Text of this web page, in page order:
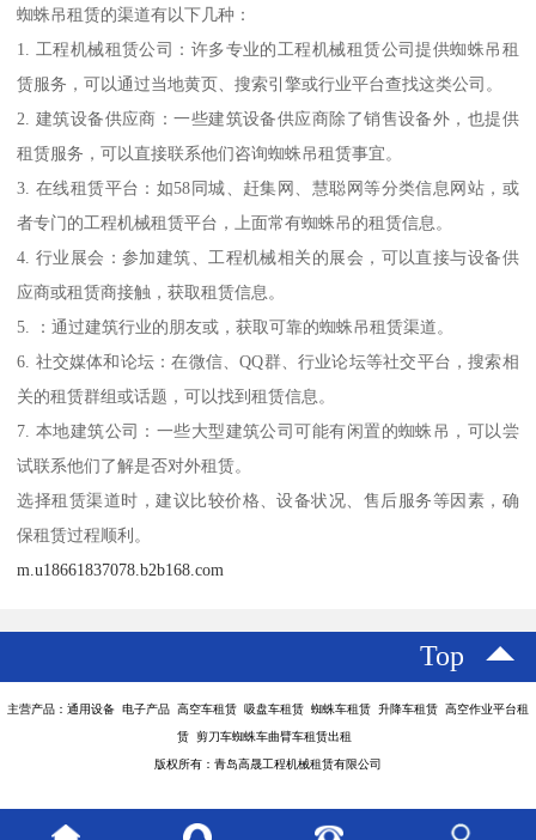
蜘蛛吊租赁的渠道有以下几种：
1. 工程机械租赁公司：许多专业的工程机械租赁公司提供蜘蛛吊租
赁服务，可以通过当地黄页、搜索引擎或行业平台查找这类公司。
2. 建筑设备供应商：一些建筑设备供应商除了销售设备外，也提供
租赁服务，可以直接联系他们咨询蜘蛛吊租赁事宜。
3. 在线租赁平台：如58同城、赶集网、慧聪网等分类信息网站，或
者专门的工程机械租赁平台，上面常有蜘蛛吊的租赁信息。
4. 行业展会：参加建筑、工程机械相关的展会，可以直接与设备供
应商或租赁商接触，获取租赁信息。
5. ：通过建筑行业的朋友或，获取可靠的蜘蛛吊租赁渠道。
6. 社交媒体和论坛：在微信、QQ群、行业论坛等社交平台，搜索相
关的租赁群组或话题，可以找到租赁信息。
7. 本地建筑公司：一些大型建筑公司可能有闲置的蜘蛛吊，可以尝
试联系他们了解是否对外租赁。
选择租赁渠道时，建议比较价格、设备状况、售后服务等因素，确
保租赁过程顺利。
m.u18661837078.b2b168.com
Top
主营产品：通用设备 电子产品 高空车租赁 吸盘车租赁 蜘蛛车租赁 升降车租赁 高空作业平台租
赁 剪刀车蜘蛛车曲臂车租赁出租
版权所有：青岛高晟工程机械租赁有限公司